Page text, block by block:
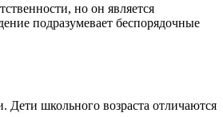
но он является
подразумевает беспорядочные
Дети школьного возраста отличаются